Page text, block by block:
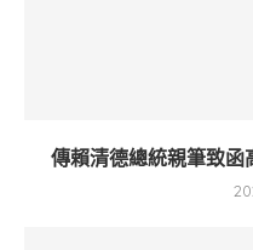
傳賴清德總統親筆致